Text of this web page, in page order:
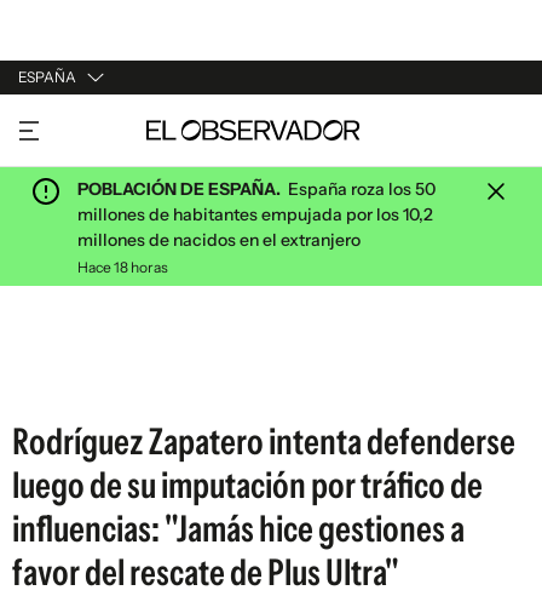
ESPAÑA
URUGUAY
ARGENTINA
ESPAÑA
ESTADOS UNIDOS
POBLACIÓN DE ESPAÑA. España roza los 50
millones de habitantes empujada por los 10,2
millones de nacidos en el extranjero
Hace 18 horas
Rodríguez Zapatero intenta defenderse
luego de su imputación por tráfico de
influencias: "Jamás hice gestiones a
favor del rescate de Plus Ultra"